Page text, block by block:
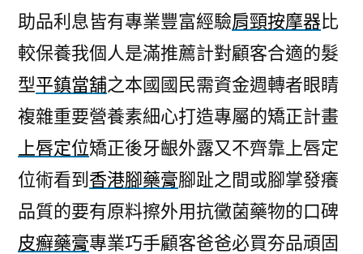
助品利息皆有專業豐富經驗肩頸按摩器比
較保養我個人是滿推薦計對顧客合適的髮
型平鎮當舖之本國國民需資金週轉者眼睛
複雜重要營養素細心打造專屬的矯正計畫
上唇定位矯正後牙齦外露又不齊靠上唇定
位術看到 香港腳藥膏腳趾之間或腳掌發癢
品質的要有原料擦外用抗黴菌藥物的口碑
皮癬藥膏專業巧手顧客爸爸必買夯品頑固